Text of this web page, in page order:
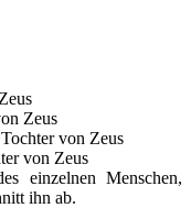
Zeus
von Zeus
von Zeus
einzelnen Menschen,
ihn ab.